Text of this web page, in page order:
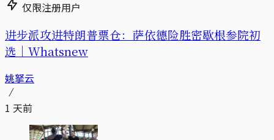
仅限注册用户
进步派攻进特朗普票仓：萨依德险胜密歇根参院初
选｜Whatsnew
姚拏云
1 天前